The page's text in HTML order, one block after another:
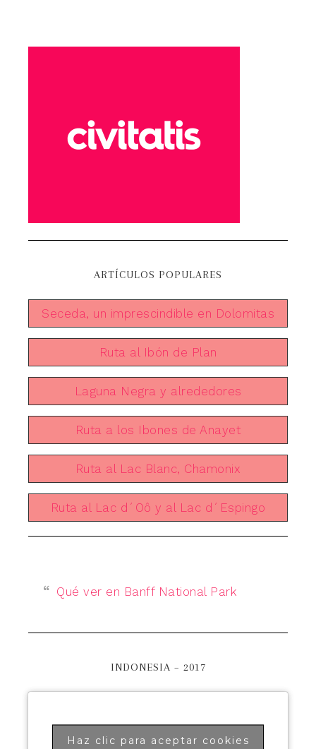
ARTÍCULOS POPULARES
Seceda, un imprescindible en Dolomitas
Ruta al Ibón de Plan
Laguna Negra y alrededores
Ruta a los Ibones de Anayet
Ruta al Lac Blanc, Chamonix
Ruta al Lac d´Oô y al Lac d´Espingo
Qué ver en Banff National Park
INDONESIA – 2017
Haz clic para aceptar cookies